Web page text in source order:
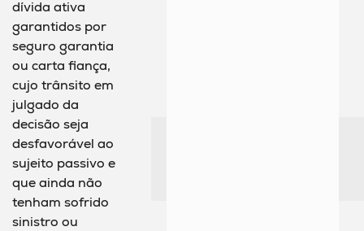
dívida ativa
garantidos por
seguro garantia
ou carta fiança,
cujo trânsito em
julgado da
decisão seja
desfavorável ao
sujeito passivo e
que ainda não
tenham sofrido
sinistro ou